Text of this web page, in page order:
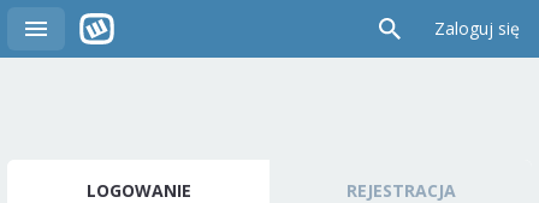
Zaloguj się
LOGOWANIE REJESTRACJA